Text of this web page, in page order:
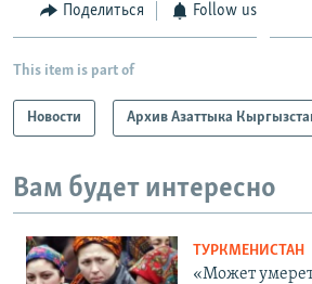
Поделиться Follow us
This item is part of
Новости Архив Азаттыка
Вам будет интересно
ТУРКМЕНИСТАН
«Может